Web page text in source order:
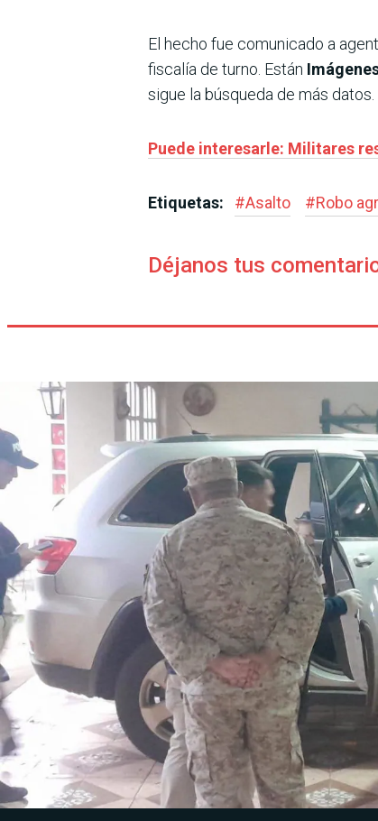
El hecho fue comunicado a
fiscalía de turno. Están
sigue la búsqueda de más datos.
Puede interesarle: Militares
Etiquetas: #Asalto #Robo
Déjanos tus